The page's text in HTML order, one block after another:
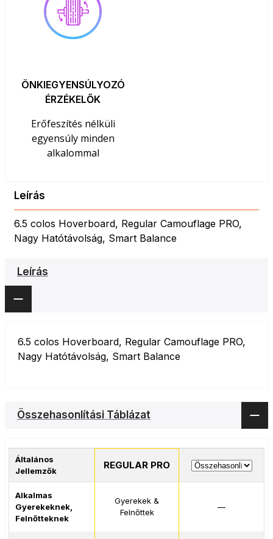
ÖNKIEGYENSÚLYOZÓ
ÉRZÉKELŐK
Erőfeszítés nélküli
egyensúly minden
alkalommal
Leírás
6.5 colos Hoverboard, Regular Camouflage PRO,
Nagy Hatótávolság, Smart Balance
Leírás
6.5 colos Hoverboard, Regular Camouflage PRO,
Nagy Hatótávolság, Smart Balance
Összehasonlítási Táblázat
Általános
Jellemzők
REGULAR PRO
Alkalmas
Gyerekeknek,
Felnőtteknek
Gyerekek &
Felnőttek
—